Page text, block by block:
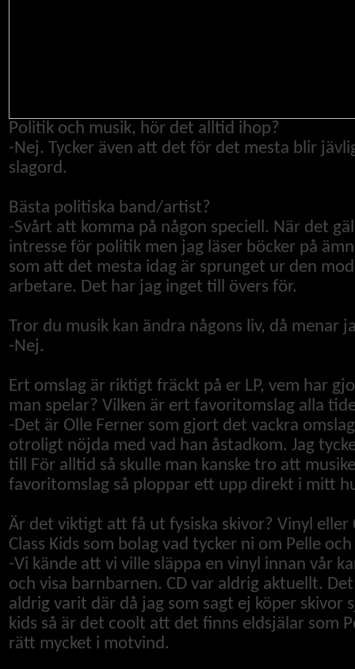
Politik och musik, hör det alltid ihop?
-Nej. Tycker även att det för det mesta blir
slagord.
Bästa politiska band/artist?
-Svårt att komma på någon speciell. När det
intresse för politik men jag läser böcker på
som att det mesta idag är sprunget ur den
arbetare. Det har jag inget till övers för.
Tror du musik kan ändra någons liv, då menar
-Nej.
Ert omslag är riktigt fräckt på er LP, vem har
man spelar? Vilken är ert favoritomslag alla
-Det är Olle Ferner som gjort det vackra
otroligt nöjda med vad han åstadkom. Jag
till För alltid så skulle man kanske tro att
favoritomslag så ploppar ett upp direkt i mitt
Är det viktigt att få ut fysiska skivor? Vinyl
Class Kids som bolag vad tycker ni om Pelle
-Vi kände att vi ville släppa en vinyl innan vår
och visa barnbarnen. CD var aldrig aktuellt.
aldrig varit där då jag som sagt ej köper skivor
kids så är det coolt att det finns eldsjälar som
rätt mycket i motvind.